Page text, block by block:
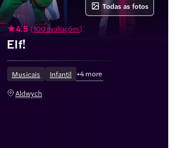
4.5 (100 avaliações)
Elf!
Musicais Infantil +4more
Aldwych
Todas as fotos